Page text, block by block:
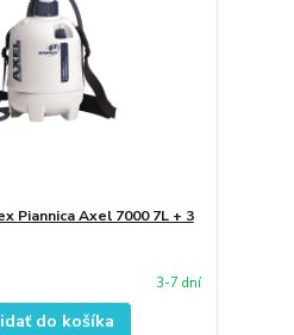
Piannica Axel 7000 7L + 3
3-7 dní
do košíka